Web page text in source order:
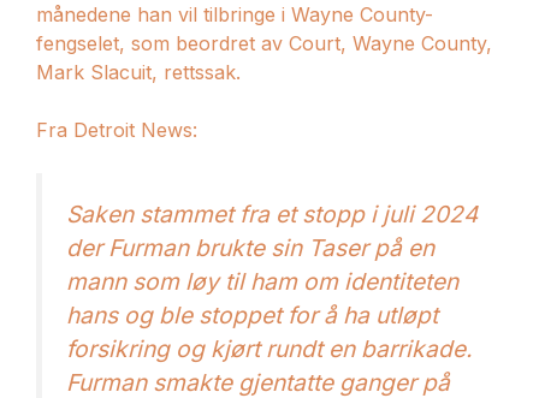
månedene han vil tilbringe i Wayne County-
fengselet, som beordret av Court, Wayne County,
Mark Slacuit, rettssak.
Fra Detroit News:
Saken stammet fra et stopp i juli 2024
der Furman brukte sin Taser på en
mann som løy til ham om identiteten
hans og ble stoppet for å ha utløpt
forsikring og kjørt rundt en barrikade.
Furman smakte gjentatte ganger på